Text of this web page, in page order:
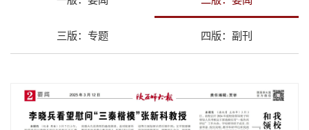
三版：专题 四版：副刊